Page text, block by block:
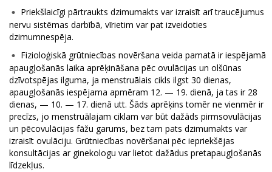
Priekšlaicīgi pārtraukts dzimumakts var izraisīt arī traucējumus
nervu sistēmas darbībā, vīrietim var pat izveidoties
dzimumnespēja.
Fizioloģiskā grūtniecības novēršana veida pamatā ir iespējamā
apaugļošanās laika aprēķināšana pēc ovulācijas un olšūnas
dzīvotspējas ilguma, ja menstruālais cikls ilgst 30 dienas,
apaugļošanās iespējama apmēram 12. — 19. dienā, ja tas ir 28
dienas, — 10. — 17. dienā utt. Šāds aprēķins tomēr ne vienmēr ir
precīzs, jo menstruālajam ciklam var būt dažāds pirmsovulācijas
un pēcovulācijas fāžu garums, bez tam pats dzimumakts var
izraisīt ovulāciju. Grūtniecības novēršanai pēc iepriekšējas
konsultācijas ar ginekologu var lietot dažādus pretapaugļošanās
līdzekļus.